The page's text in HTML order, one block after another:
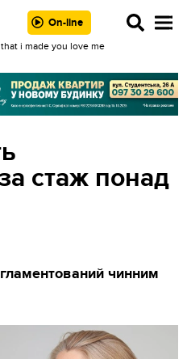
On-line
i made you love me
стаж понад
чинним